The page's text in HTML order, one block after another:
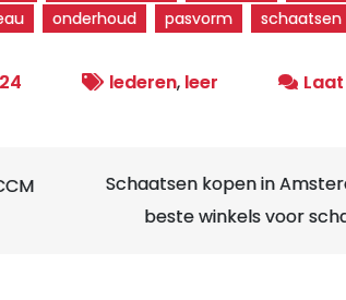
onderhoud pasvorm schaatsen
lederen, leer
Schaatsen kopen in
beste winkels voor